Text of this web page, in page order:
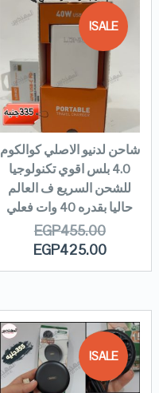
SALE!
شاحن لدنيو الاصلي كوالكوم
4.0 بلس اقوي تكنولوجيا
للشحن السريع ف العالم
حاليا بقدره 40 وات فعلي
EGP455.00
EGP425.00
SALE!